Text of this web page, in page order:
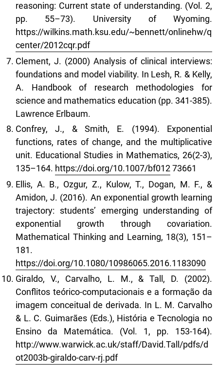
reasoning: Current state of understanding. (Vol. 2,
pp. 55–73). University of Wyoming.
https://wilkins.math.ksu.edu/~bennett/onlinehw/q
center/2012cqr.pdf
Clement, J. (2000) Analysis of clinical interviews:
foundations and model viability. In Lesh, R. & Kelly,
A. Handbook of research methodologies for
science and mathematics education (pp. 341-385).
Lawrence Erlbaum.
Confrey, J., & Smith, E. (1994). Exponential
functions, rates of change, and the multiplicative
unit. Educational Studies in Mathematics, 26(2-3),
135–164. https://doi.org/10.1007/bf01273661
Ellis, A. B., Ozgur, Z., Kulow, T., Dogan, M. F., &
Amidon, J. (2016). An exponential growth learning
trajectory: students’ emerging understanding of
exponential growth through covariation.
Mathematical Thinking and Learning, 18(3), 151–
181.
https://doi.org/10.1080/10986065.2016.1183090
Giraldo, V., Carvalho, L. M., & Tall, D. (2002).
Conflitos teórico-computacionais e a formação da
imagem conceitual de derivada. In L. M. Carvalho
& L. C. Guimarães (Eds.), História e Tecnologia no
Ensino da Matemática. (Vol. 1, pp. 153-164).
http://www.warwick.ac.uk/staff/David.Tall/pdfs/d
ot2003b-giraldo-carv-rj.pdf